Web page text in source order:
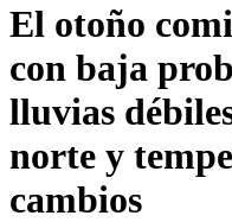
El otoño
con baja
lluvias
norte y
cambios